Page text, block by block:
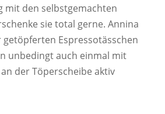
mit den selbstgemachten
sie total gerne. Annina
Espressotässchen
unbedingt auch einmal mit
der Töperscheibe aktiv